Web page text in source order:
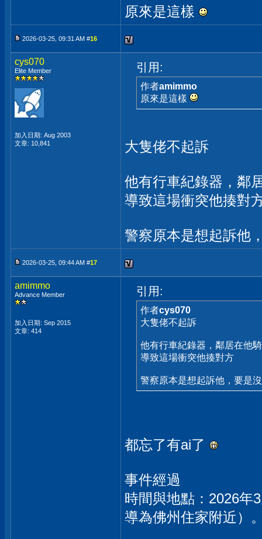
原來是這樣
2026-03-25, 09:31 AM #16
cys070
Elite Member
加入日期: Aug 2003
文章: 10,841
引用:
作者amimmo
原來是這樣
大隻佬不起訴
他有行車紀錄器，鄰
導致這場衝突他揍對
警察原本是想起訴他
2026-03-25, 09:44 AM #17
amimmo
Advance Member
加入日期: Sep 2015
文章: 414
引用:
作者cys070
大隻佬不起訴
他有行車紀錄器，鄰居在他
導致這場衝突他揍對方
警察原本是想起訴他，要是
都忘了有ai了
事件經過
時間與地點：2026年
導為佛州住家附近）